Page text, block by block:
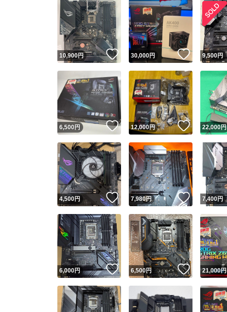
10,900円 いいね！
30,000円 いいね！
9,500円
6,500円 いいね！
12,000円 いいね！
22,000円
4,500円 いいね！
7,980円 いいね！
7,400円
6,000円 いいね！
6,500円 いいね！
21,000円